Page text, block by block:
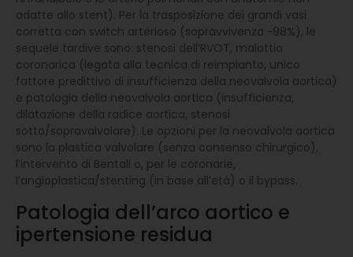
adatte allo stent). Per la trasposizione dei grandi vasi
corretta con switch arterioso (sopravvivenza ~98%), le
sequele tardive sono: stenosi dell’RVOT, malattia
coronarica (legata alla tecnica di reimpianto, unico
fattore predittivo di insufficienza della neovalvola aortica)
e patologia della neovalvola aortica (insufficienza,
dilatazione della radice aortica, stenosi
sotto/sopravalvolare). Le opzioni per la neovalvola aortica
sono la plastica valvolare (senza consenso chirurgico),
l’intervento di Bentall o, per le coronarie,
l’angioplastica/stenting (in base all’età) o il bypass.
Patologia dell’arco aortico e
ipertensione residua